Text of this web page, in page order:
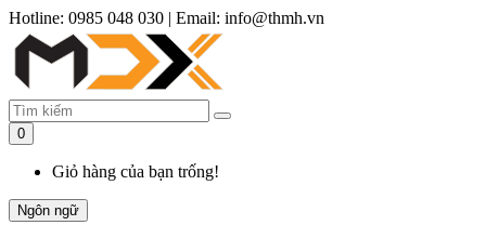
Hotline: 0985 048 030 | Email: info@thmh.vn
0
Giỏ hàng của bạn trống!
Ngôn ngữ